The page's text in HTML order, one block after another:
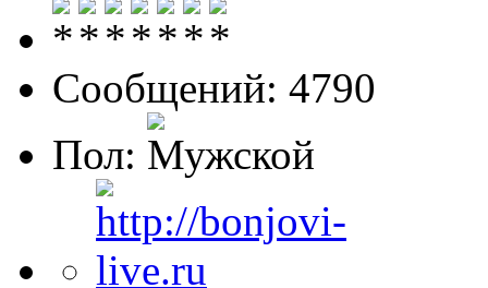
Сообщений: 4790
Пол: